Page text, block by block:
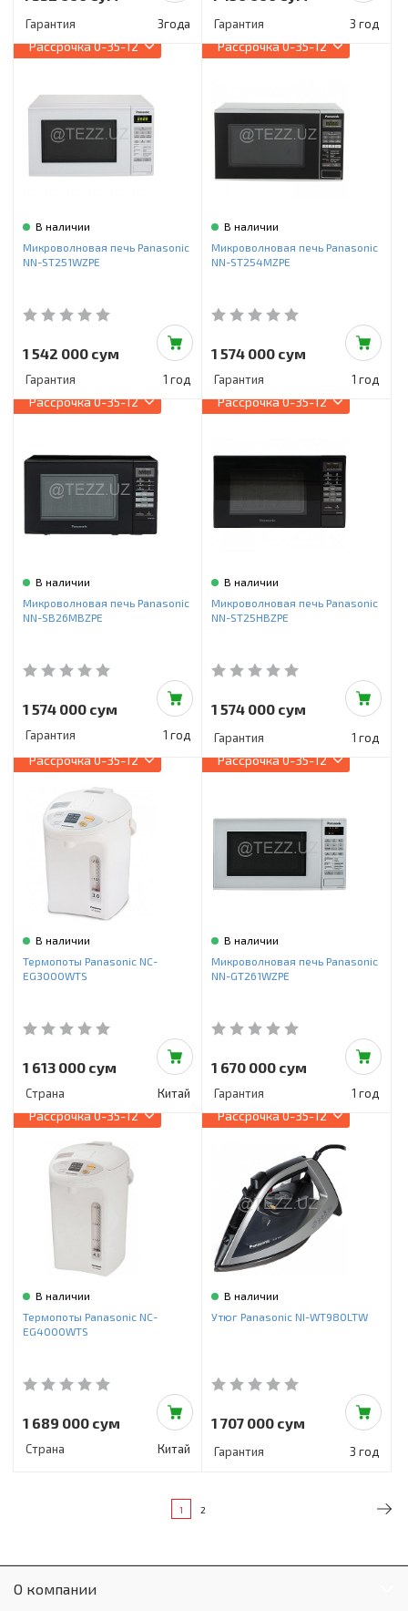
Гарантия 3года Гарантия 3 год
Рассрочка0-35-12
В наличии
Микроволновая печь Panasonic
NN-ST251WZPE
1 542 000 сум
Гарантия 1 год
Рассрочка0-35-12
В наличии
Микроволновая печь Panasonic
NN-ST254MZPE
1 574 000 сум
Гарантия 1 год
Рассрочка0-35-12
В наличии
Микроволновая печь Panasonic
NN-SB26MBZPE
1 574 000 сум
Гарантия 1 год
Рассрочка0-35-12
В наличии
Микроволновая печь Panasonic
NN-ST25HBZPE
1 574 000 сум
Гарантия 1 год
Рассрочка0-35-12
В наличии
Термопоты Panasonic NC-
EG3000WTS
1 613 000 сум
Страна Китай
Рассрочка0-35-12
В наличии
Микроволновая печь Panasonic
NN-GT261WZPE
1 670 000 сум
Гарантия 1 год
Рассрочка0-35-12
В наличии
Термопоты Panasonic NC-
EG4000WTS
1 689 000 сум
Страна Китай
Рассрочка0-35-12
В наличии
Утюг Panasonic NI-WT980LTW
1 707 000 сум
Гарантия 3 год
1 2
О компании